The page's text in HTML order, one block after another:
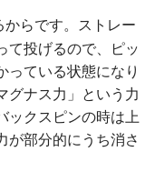
らです。ストレー
て投げるので、ピッ
っている状態になり
グナス力」という力
ックスピンの時は上
が部分的にうち消さ